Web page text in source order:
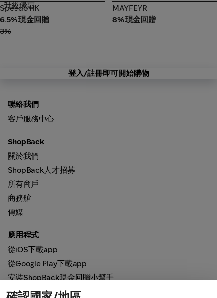
Speedo HK
升級優惠
Speedo HK
6.5% 現金回贈
3%
MAYFEYR
MAYFEYR
8% 現金回贈
登入/註冊即可開始購物
聯絡我們
客戶服務中心
ShopBack
關於我們
ShopBack人才招募
所有商戶
商務艙
傳媒
應用程式
從iOS下載app
從Google Play下載app
安裝ShopBack現金回贈小幫手